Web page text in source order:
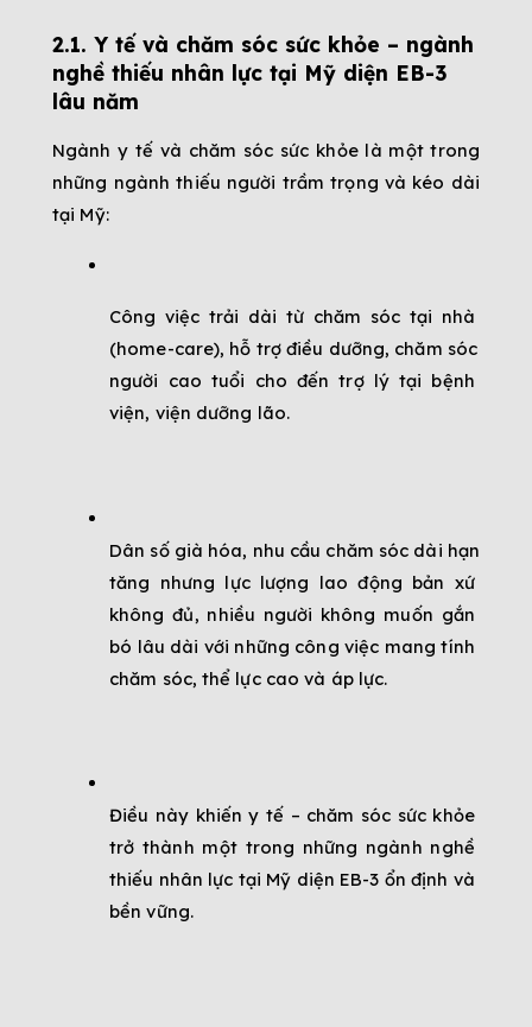
2.1. Y tế và chăm sóc sức khỏe – ngành
nghề thiếu nhân lực tại Mỹ diện EB-3
lâu năm
Ngành y tế và chăm sóc sức khỏe là một trong
những ngành thiếu người trầm trọng và kéo dài
tại Mỹ:
Công việc trải dài từ chăm sóc tại nhà
(home-care), hỗ trợ điều dưỡng, chăm sóc
người cao tuổi cho đến trợ lý tại bệnh
viện, viện dưỡng lão.
Dân số già hóa, nhu cầu chăm sóc dài hạn
tăng nhưng lực lượng lao động bản xứ
không đủ, nhiều người không muốn gắn
bó lâu dài với những công việc mang tính
chăm sóc, thể lực cao và áp lực.
Điều này khiến y tế – chăm sóc sức khỏe
trở thành một trong những ngành nghề
thiếu nhân lực tại Mỹ diện EB-3 ổn định và
bền vững.